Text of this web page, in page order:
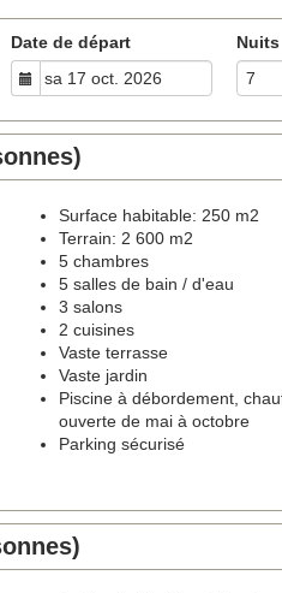
Date de départ Nuits
Surface habitable: 250 m2
Terrain: 2 600 m2
5 chambres
5 salles de bain / d'eau
3 salons
2 cuisines
Vaste terrasse
Vaste jardin
Piscine à débordement,
ouverte de mai à octobre
Parking sécurisé